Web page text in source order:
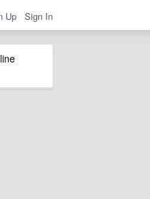
Up Sign In